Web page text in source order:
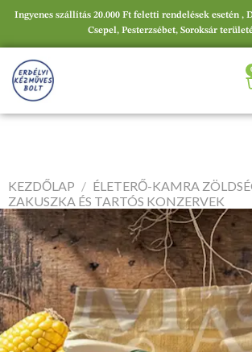
Ingyenes szállítás 20.000 Ft feletti rendelések esetén ,
Csepel, Pesterzsébet, Soroksár
KEZDŐLAP / ÉLETERŐ-KAMRA
ZAKUSZKA ÉS TARTÓS KONZERVEK